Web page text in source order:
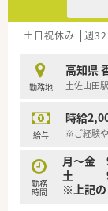
剤師に必
■対物業務
センターを
■個人在
■予防～
ています。
事前申請
■年間休
■育児休業
までと手
進。
土日祝休み 週
勤務地
高知県
土佐山田
給与
時給
※ご経験
勤務
時間
月～金 9
土 9：
※上記の